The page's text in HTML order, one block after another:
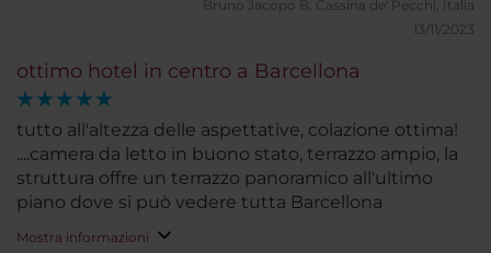
comodi. Il wifi gratuito che però non sempre fa il suo
Servizio impeccabile. Prima colazione abbondante
sia con dolce che salato.
Bruno Jacopo B. Cassina de' Pecchi, Italia
13/11/2023
ottimo hotel in centro a Barcellona
tutto all'altezza delle aspettative, colazione ottima!
....camera da letto in buono stato, terrazzo ampio, la
struttura offre un terrazzo panoramico all'ultimo
piano dove si può vedere tutta Barcellona
Mostra informazioni